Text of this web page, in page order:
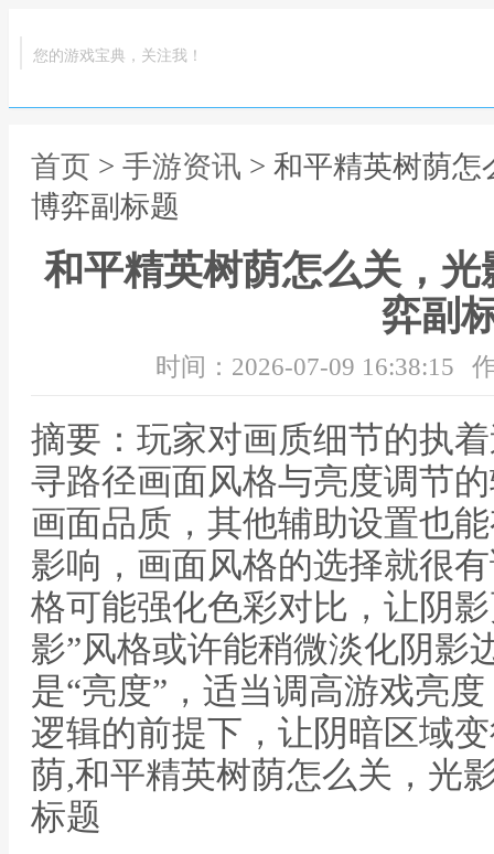
您的游戏宝典，关注我！
首页 > 手游资讯 > 和平精英树荫
博弈副标题
和平精英树荫怎么关，
弈副
时间：2026-07-09 16:38:15
摘要：玩家对画质细节的执
寻路径画面风格与亮度调节
画面品质，其他辅助设置也
影响，画面风格的选择就很
格可能强化色彩对比，让阴
影”风格或许能稍微淡化阴影
是“亮度”，适当调高游戏亮
逻辑的前提下，让阴暗区域
荫,和平精英树荫怎么关，光
标题